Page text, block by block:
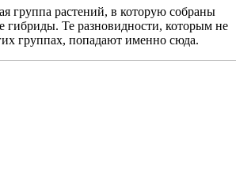
группа растений, в которую собраны
гибриды. Те разновидности, которым не
группах, попадают именно сюда.